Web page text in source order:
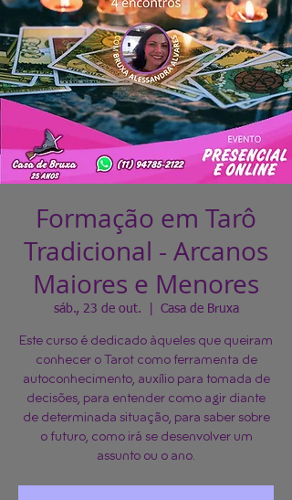
Formação em Tarô
Tradicional - Arcanos
Maiores e Menores
sáb., 23 de out. Casa de Bruxa
Este curso é dedicado àqueles que queiram
conhecer o Tarot como ferramenta de
autoconhecimento, auxílio para tomada de
decisões, para entender como agir diante
de determinada situação, para saber sobre
o futuro, como irá se desenvolver um
assunto ou o ano.